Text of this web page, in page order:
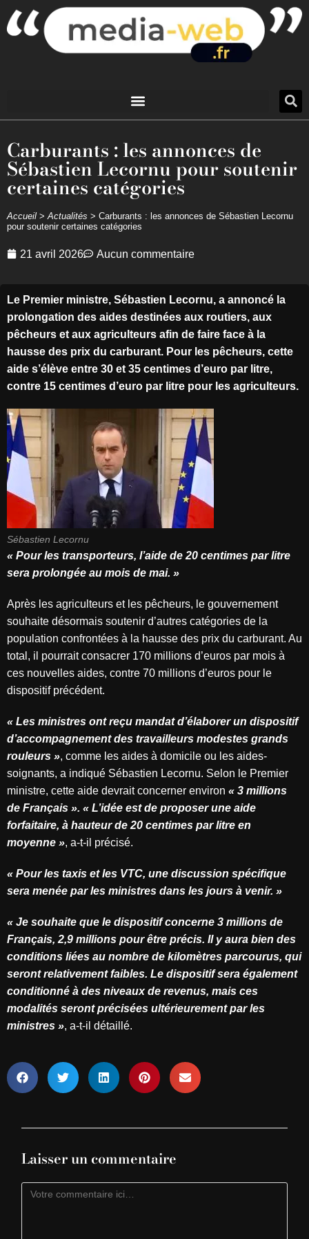
Carburants : les annonces de
Sébastien Lecornu pour soutenir
certaines catégories
Accueil > Actualités > Carburants : les annonces de Sébastien Lecornu
pour soutenir certaines catégories
21 avril 2026 Aucun commentaire
Le Premier ministre, Sébastien Lecornu, a annoncé la
prolongation des aides destinées aux routiers, aux
pêcheurs et aux agriculteurs afin de faire face à la
hausse des prix du carburant. Pour les pêcheurs, cette
aide s’élève entre 30 et 35 centimes d’euro par litre,
contre 15 centimes d’euro par litre pour les agriculteurs.
Sébastien Lecornu
« Pour les transporteurs, l’aide de 20 centimes par litre
sera prolongée au mois de mai. »
Après les agriculteurs et les pêcheurs, le gouvernement
souhaite désormais soutenir d’autres catégories de la
population confrontées à la hausse des prix du carburant. Au
total, il pourrait consacrer 170 millions d’euros par mois à
ces nouvelles aides, contre 70 millions d’euros pour le
dispositif précédent.
« Les ministres ont reçu mandat d’élaborer un dispositif
d’accompagnement des travailleurs modestes grands
rouleurs », comme les aides à domicile ou les aides-
soignants, a indiqué Sébastien Lecornu. Selon le Premier
ministre, cette aide devrait concerner environ « 3 millions
de Français ». « L’idée est de proposer une aide
forfaitaire, à hauteur de 20 centimes par litre en
moyenne », a-t-il précisé.
« Pour les taxis et les VTC, une discussion spécifique
sera menée par les ministres dans les jours à venir. »
« Je souhaite que le dispositif concerne 3 millions de
Français, 2,9 millions pour être précis. Il y aura bien des
conditions liées au nombre de kilomètres parcourus, qui
seront relativement faibles. Le dispositif sera également
conditionné à des niveaux de revenus, mais ces
modalités seront précisées ultérieurement par les
ministres », a-t-il détaillé.
Laisser un commentaire